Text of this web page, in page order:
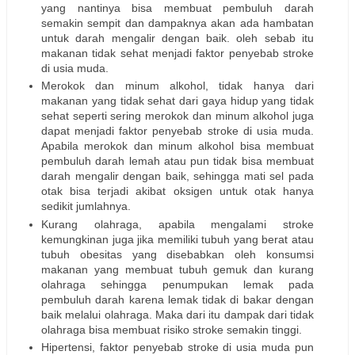
yang nantinya bisa membuat pembuluh darah
semakin sempit dan dampaknya akan ada hambatan
untuk darah mengalir dengan baik. oleh sebab itu
makanan tidak sehat menjadi faktor penyebab stroke
di usia muda.
Merokok dan minum alkohol, tidak hanya dari
makanan yang tidak sehat dari gaya hidup yang tidak
sehat seperti sering merokok dan minum alkohol juga
dapat menjadi faktor penyebab stroke di usia muda.
Apabila merokok dan minum alkohol bisa membuat
pembuluh darah lemah atau pun tidak bisa membuat
darah mengalir dengan baik, sehingga mati sel pada
otak bisa terjadi akibat oksigen untuk otak hanya
sedikit jumlahnya.
Kurang olahraga, apabila mengalami stroke
kemungkinan juga jika memiliki tubuh yang berat atau
tubuh obesitas yang disebabkan oleh konsumsi
makanan yang membuat tubuh gemuk dan kurang
olahraga sehingga penumpukan lemak pada
pembuluh darah karena lemak tidak di bakar dengan
baik melalui olahraga. Maka dari itu dampak dari tidak
olahraga bisa membuat risiko stroke semakin tinggi.
Hipertensi, faktor penyebab stroke di usia muda pun